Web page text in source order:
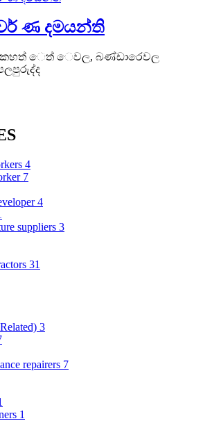
ණ දමයන්ති
කහත් ෙත් ෙවල, බණ්ඩාරෙවල
4
7
4
suppliers 3
31
3
repairers 7
1